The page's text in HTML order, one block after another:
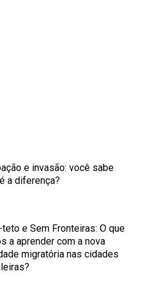
e invasão: você sabe
a diferença?
e Sem Fronteiras: O que
a aprender com a nova
migratória nas cidades